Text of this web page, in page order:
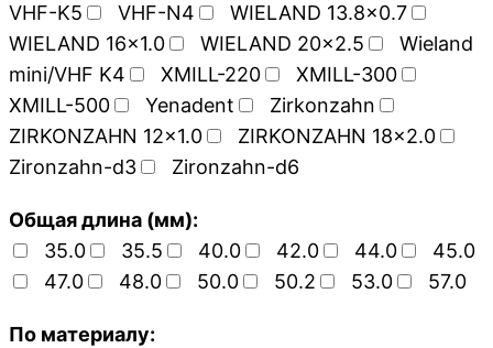
VHF-K5
VHF-N4
WIELAND 13.8x0.7
WIELAND 16x1.0
WIELAND 20x2.5
Wieland
mini/VHF K4
XMILL-220
XMILL-300
XMILL-500
Yenadent
Zirkonzahn
ZIRKONZAHN 12x1.0
ZIRKONZAHN 18x2.0
Zironzahn-d3
Zironzahn-d6
Общая длина (мм):
35.0
35.5 40.0 42.0 44.0
45.0
47.0
48.0 50.0 50.2 53.0 57.0
По материалу: